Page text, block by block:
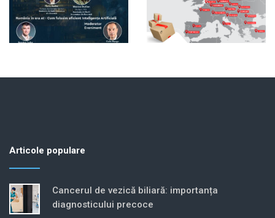
Articole populare
Cancerul de vezică biliară: importanța
diagnosticului precoce